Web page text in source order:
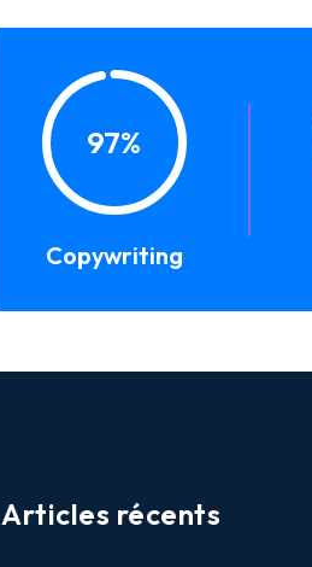
97%
Copywriting
Articles récents